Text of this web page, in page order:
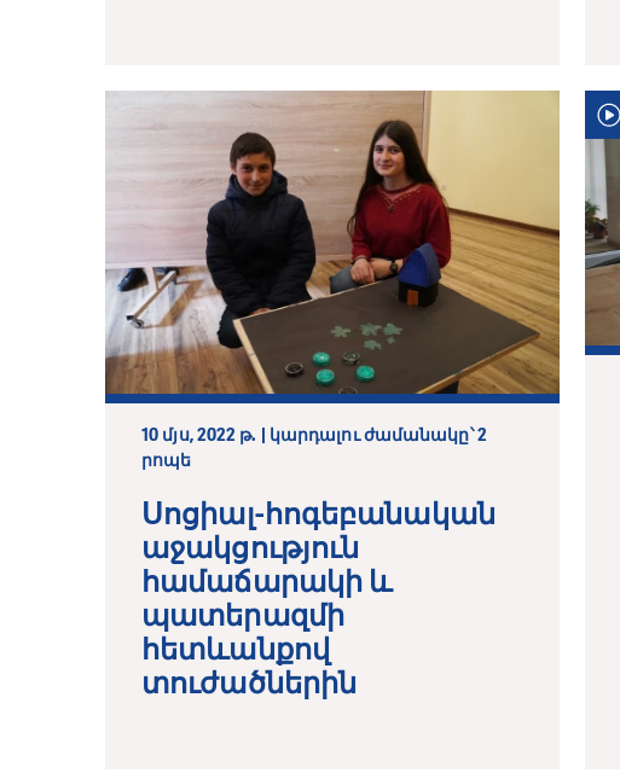
10 մյս, 2022 թ. | կարդալու ժամանակը՝ 2
րոպե
Սոցիալ-հոգեբանական
աջակցություն
համաճարակի և
պատերազմի
հետևանքով
տուժածներին